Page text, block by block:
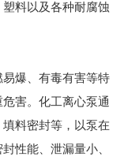
料以及各种耐腐蚀
爆、有毒有害等特
害。化工离心泵通
料密封等，以泵在
性能、泄漏量小、